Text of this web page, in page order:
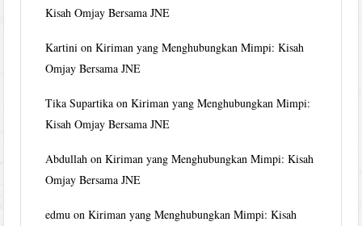
Kisah Omjay Bersama JNE
Kartini onKiriman yang Menghubungkan Mimpi: Kisah
Omjay Bersama JNE
Tika Supartika onKiriman yang Menghubungkan Mimpi:
Kisah Omjay Bersama JNE
Abdullah onKiriman yang Menghubungkan Mimpi: Kisah
Omjay Bersama JNE
edmu onKiriman yang Menghubungkan Mimpi: Kisah